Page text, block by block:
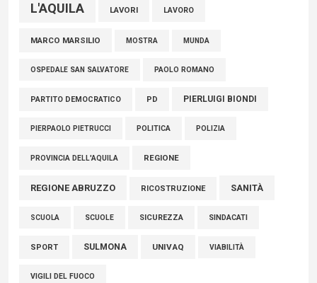
L'AQUILA LAVORI LAVORO
MARCO MARSILIO MOSTRA MUNDA
OSPEDALE SAN SALVATORE PAOLO ROMANO
PARTITO DEMOCRATICO PD PIERLUIGI BIONDI
PIERPAOLO PIETRUCCI POLITICA POLIZIA
PROVINCIA DELL'AQUILA REGIONE
REGIONE ABRUZZO RICOSTRUZIONE SANITÀ
SCUOLA SCUOLE SICUREZZA SINDACATI
SPORT SULMONA UNIVAQ VIABILITÀ
VIGILI DEL FUOCO